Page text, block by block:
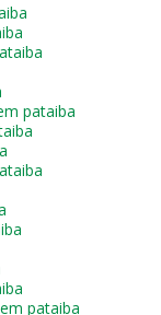
pataiba
pataiba